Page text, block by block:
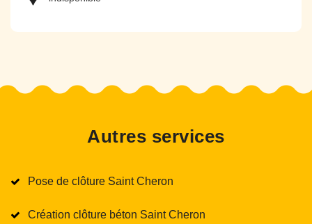
Autres services
Pose de clôture Saint Cheron
Création clôture béton Saint Cheron